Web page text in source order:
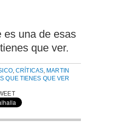
es una de esas
que ver.
,CRÍTICAS MARTIN
QUE TIENES QUE VER